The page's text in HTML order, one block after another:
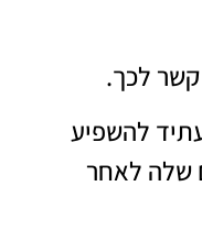
קשר לכך.
להשפיע
שלה לאחר